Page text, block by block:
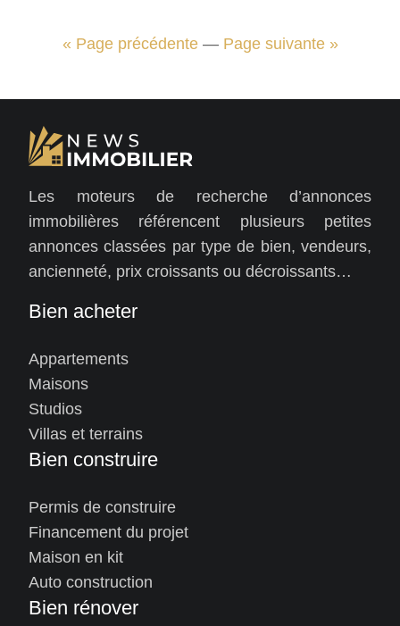
« Page précédente— Page suivante »
Les moteurs de recherche d’annonces
immobilières référencent plusieurs petites
annonces classées par type de bien, vendeurs,
ancienneté, prix croissants ou décroissants…
Bien acheter
Appartements
Maisons
Studios
Villas et terrains
Bien construire
Permis de construire
Financement du projet
Maison en kit
Auto construction
Bien rénover